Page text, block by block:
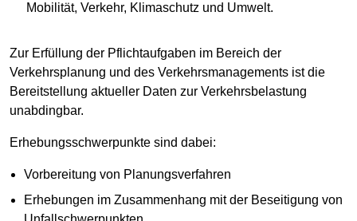
Mobilität, Verkehr, Klimaschutz und Umwelt.
Zur Erfüllung der Pflichtaufgaben im Bereich der
Verkehrsplanung und des Verkehrsmanagements ist die
Bereitstellung aktueller Daten zur Verkehrsbelastung
unabdingbar.
Erhebungsschwerpunkte sind dabei:
Vorbereitung von Planungsverfahren
Erhebungen im Zusammenhang mit der Beseitigung von